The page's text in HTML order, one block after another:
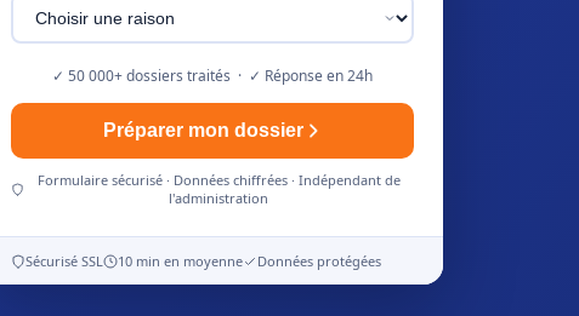
✓ 50 000+ dossiers traités · ✓ Réponse en 24h
Préparer mon dossier
Formulaire sécurisé · Données chiffrées · Indépendant de
l'administration
Sécurisé SSL 10 min en moyenne Données protégées